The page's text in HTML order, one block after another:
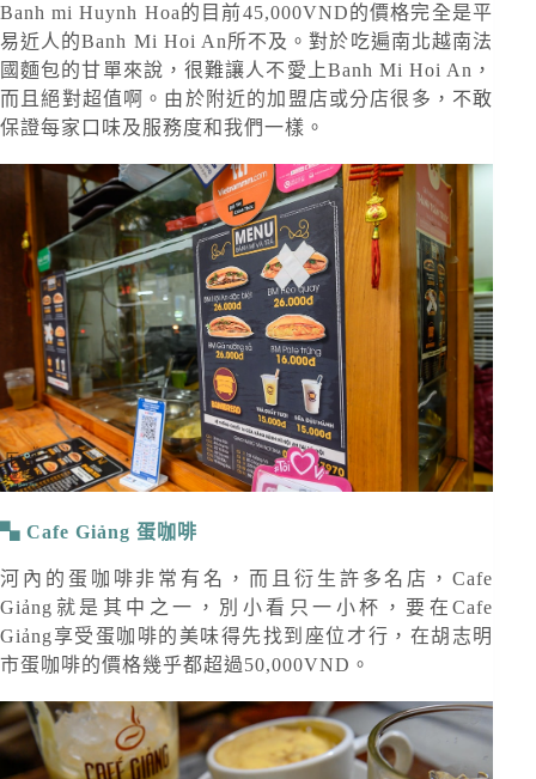
Banh mi Huynh Hoa的目前45,000VND的價格完全是平
易近人的Banh Mi Hoi An所不及。對於吃遍南北越南法
國麵包的甘單來說，很難讓人不愛上Banh Mi Hoi An，
而且絕對超值啊。由於附近的加盟店或分店很多，不敢
保證每家口味及服務度和我們一樣。
Cafe Giảng 蛋咖啡
河內的蛋咖啡非常有名，而且衍生許多名店，Cafe
Giảng就是其中之一，別小看只一小杯，要在Cafe
Giảng享受蛋咖啡的美味得先找到座位才行，在胡志明
市蛋咖啡的價格幾乎都超過50,000VND。